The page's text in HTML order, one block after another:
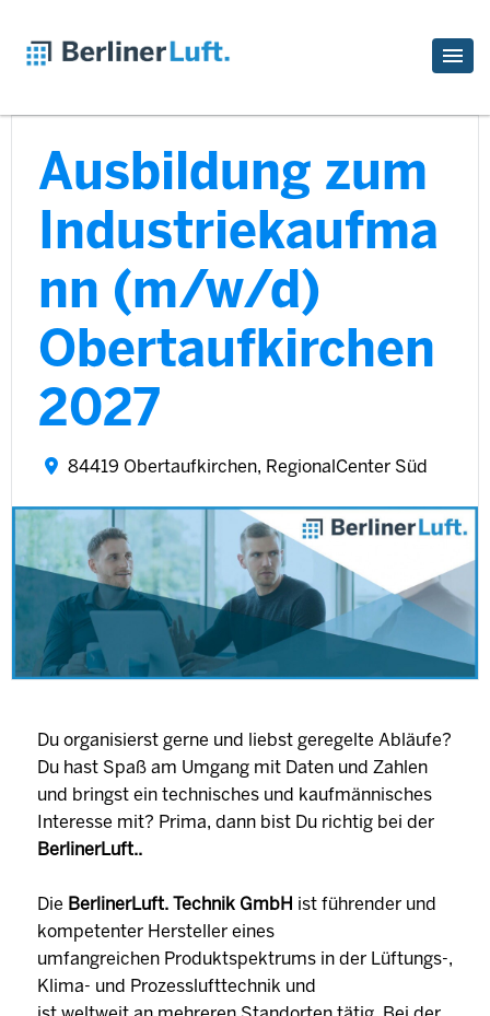
Ausbildung zum
Industriekaufma
nn (m/w/d)
Obertaufkirchen
2027
84419 Obertaufkirchen, RegionalCenter Süd
Du organisierst gerne und liebst geregelte Abläufe?
Du hast Spaß am Umgang mit Daten und Zahlen
und bringst ein technisches und kaufmännisches
Interesse mit? Prima, dann bist Du richtig bei der
BerlinerLuft..
Die BerlinerLuft. Technik GmbH ist führender und
kompetenter Hersteller eines
umfangreichen Produktspektrums in der Lüftungs-,
Klima- und Prozesslufttechnik und